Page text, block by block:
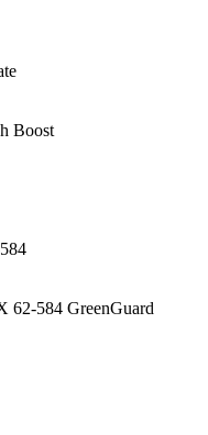
Boost
62-584 GreenGuard